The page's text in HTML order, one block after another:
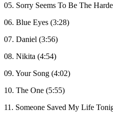
05. Sorry Seems To Be The
06. Blue Eyes (3:28)
07. Daniel (3:56)
08. Nikita (4:54)
09. Your Song (4:02)
10. The One (5:55)
11. Someone Saved My Life